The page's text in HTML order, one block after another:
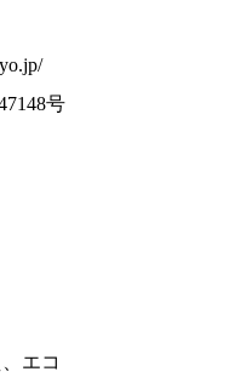
号
エコ